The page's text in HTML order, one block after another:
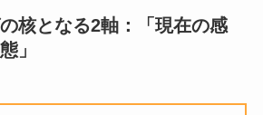
核となる2軸：「現在の感
」